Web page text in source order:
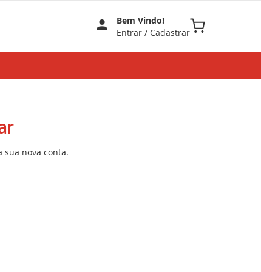
Bem Vindo!
Entrar / Cadastrar
Meu Carrinho
sua nova conta.